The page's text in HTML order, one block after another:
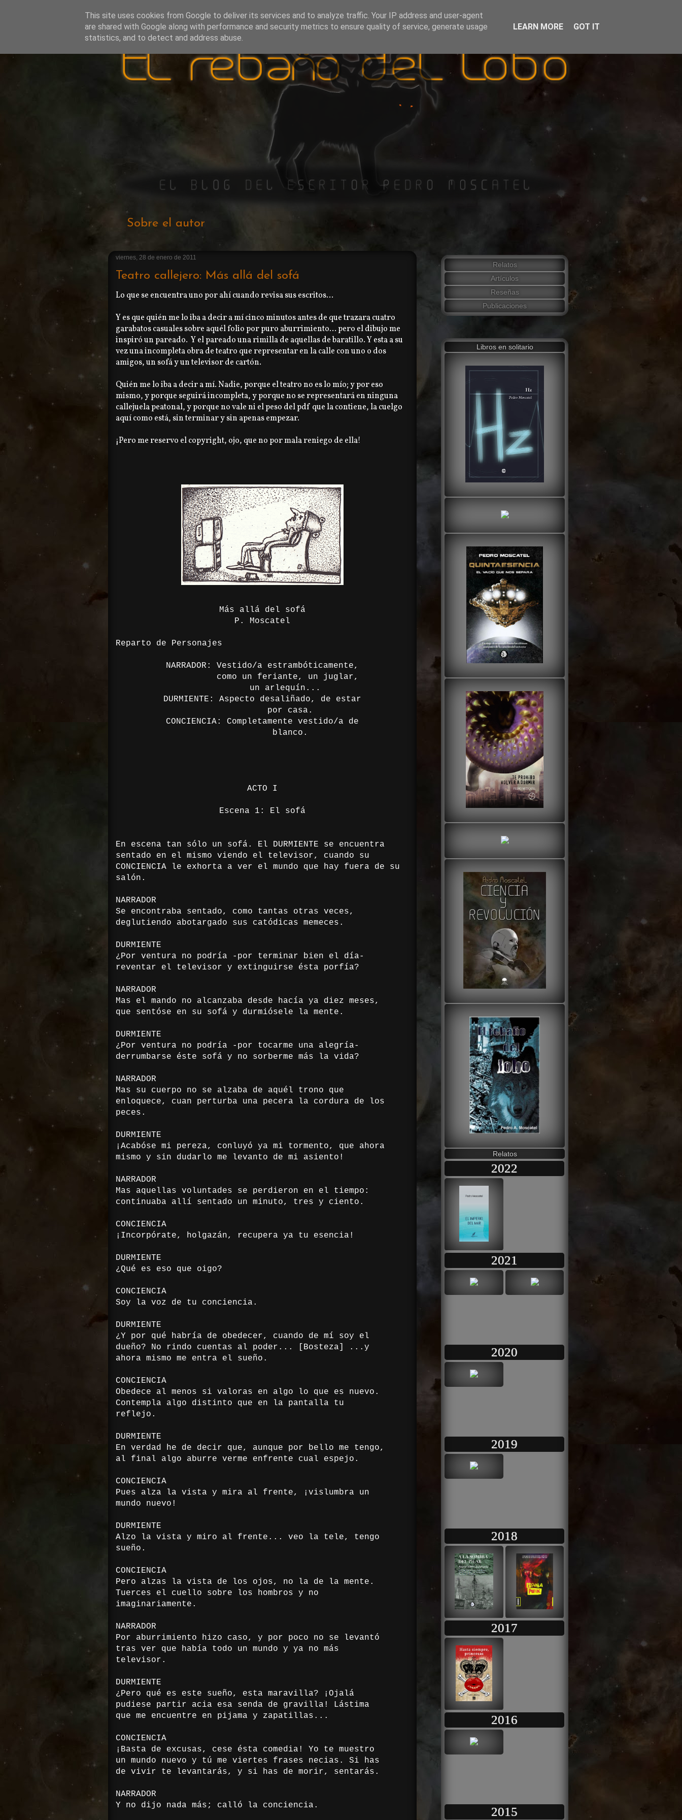
Sobre el autor
viernes, 28 de enero de 2011
Teatro callejero: Más allá del sofá
Lo que se encuentra uno por ahí cuando revisa sus escritos...
Y es que quién me lo iba a decir a mí cinco minutos antes de que trazara cuatro
garabatos casuales sobre aquél folio por puro aburrimiento... pero el dibujo me
inspiró un pareado. Y el pareado una rimilla de aquellas de baratillo. Y esta a su
vez una incompleta obra de teatro que representar en la calle con uno o dos
amigos, un sofá y un televisor de cartón.
Quién me lo iba a decir a mí. Nadie, porque el teatro no es lo mío; y por eso
mismo, y porque seguirá incompleta, y porque no se representará en ninguna
callejuela peatonal, y porque no vale ni el peso del pdf que la contiene, la cuelgo
aquí como está, sin terminar y sin apenas empezar.
¡Pero me reservo el copyright, ojo, que no por mala reniego de ella!
Más allá del sofá
P. Moscatel
Reparto de Personajes
NARRADOR: Vestido/a estrambóticamente,
como un feriante, un juglar,
un arlequín...
DURMIENTE: Aspecto desaliñado, de estar
por casa.
CONCIENCIA: Completamente vestido/a de
blanco.
ACTO I
Escena 1: El sofá
En escena tan sólo un sofá. El DURMIENTE se encuentra
sentado en el mismo viendo el televisor, cuando su
CONCIENCIA le exhorta a ver el mundo que hay fuera de su
salón.
NARRADOR
Se encontraba sentado, como tantas otras veces,
deglutiendo abotargado sus catódicas memeces.
DURMIENTE
¿Por ventura no podría -por terminar bien el día-
reventar el televisor y extinguirse ésta porfía?
NARRADOR
Mas el mando no alcanzaba desde hacía ya diez meses,
que sentóse en su sofá y durmiósele la mente.
DURMIENTE
¿Por ventura no podría -por tocarme una alegría-
derrumbarse éste sofá y no sorberme más la vida?
NARRADOR
Mas su cuerpo no se alzaba de aquél trono que
enloquece, cuan perturba una pecera la cordura de los
peces.
DURMIENTE
¡Acabóse mi pereza, conluyó ya mi tormento, que ahora
mismo y sin dudarlo me levanto de mi asiento!
NARRADOR
Mas aquellas voluntades se perdieron en el tiempo:
continuaba allí sentado un minuto, tres y ciento.
CONCIENCIA
¡Incorpórate, holgazán, recupera ya tu esencia!
DURMIENTE
¿Qué es eso que oigo?
CONCIENCIA
Soy la voz de tu conciencia.
DURMIENTE
¿Y por qué habría de obedecer, cuando de mí soy el
dueño? No rindo cuentas al poder... [Bosteza] ...y
ahora mismo me entra el sueño.
CONCIENCIA
Obedece al menos si valoras en algo lo que es nuevo.
Contempla algo distinto que en la pantalla tu
reflejo.
DURMIENTE
En verdad he de decir que, aunque por bello me tengo,
al final algo aburre verme enfrente cual espejo.
CONCIENCIA
Pues alza la vista y mira al frente, ¡vislumbra un
mundo nuevo!
DURMIENTE
Alzo la vista y miro al frente... veo la tele, tengo
sueño.
CONCIENCIA
Pero alzas la vista de los ojos, no la de la mente.
Tuerces el cuello sobre los hombros y no
imaginariamente.
NARRADOR
Por aburrimiento hizo caso, y por poco no se levantó
tras ver que había todo un mundo y ya no más
televisor.
DURMIENTE
¿Pero qué es este sueño, esta maravilla? ¡Ojalá
pudiese partir acia esa senda de gravilla! Lástima
que me encuentre en pijama y zapatillas...
CONCIENCIA
¡Basta de excusas, cese ésta comedia! Yo te muestro
un mundo nuevo y tú me viertes frases necias. Si has
de vivir te levantarás, y si has de morir, sentarás.
NARRADOR
Y no dijo nada más; calló la conciencia.
Relatos
Artículos
Reseñas
Publicaciones
Libros en solitario
Relatos
2022
2021
2020
2019
2018
2017
2016
2015
This site uses cookies from Google to deliver its services and to analyze traffic. Your IP address and user-agent
are shared with Google along with performance and security metrics to ensure quality of service, generate usage
statistics, and to detect and address abuse.
LEARN MORE GOT IT